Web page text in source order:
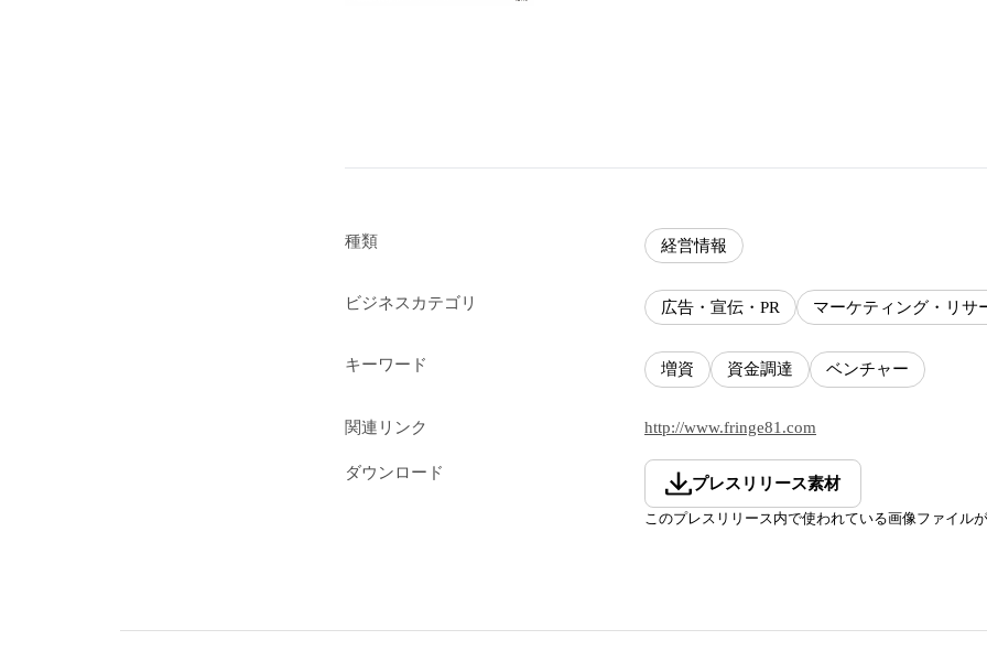
種類 経営情報
ビジネスカテゴリ 広告・宣伝・PR マーケティング・リサ
キーワード 増資 資金調達 ベンチャー
関連リンク http://www.fringe81.com
ダウンロード
プレスリリース素材
このプレスリリース内で使われている画像ファイル